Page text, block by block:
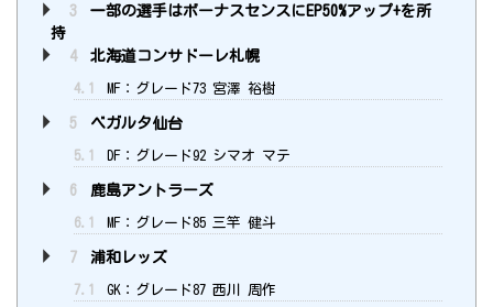
3
一部の選手はボーナスセンスにEP50%アップ+を所
持
4
北海道コンサドーレ札幌
4.1 MF：グレード73 宮澤 裕樹
5 ベガルタ仙台
5.1 DF：グレード92 シマオ マテ
6 鹿島アントラーズ
6.1 MF：グレード85 三竿 健斗
7 浦和レッズ
7.1 GK：グレード87 西川 周作